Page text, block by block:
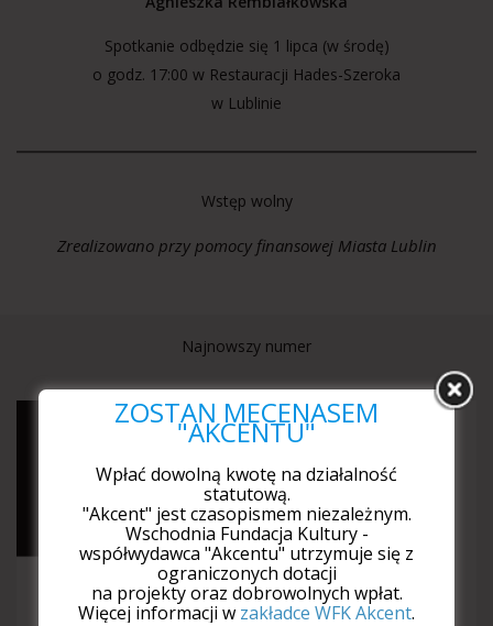
Spotkanie odbędzie się 1 lipca (w środę)
o godz. 17:00 w Restauracji Hades-Szeroka
w Lublinie
Wstęp wolny
Zrealizowano przy pomocy finansowej Miasta Lublin
Najnowszy numer
ZOSTAŃ MECENASEM
"AKCENTU"
Wpłać dowolną kwotę na działalność
statutową.
"Akcent" jest czasopismem niezależnym.
Wschodnia Fundacja Kultury -
współwydawca "Akcentu" utrzymuje się z
ograniczonych dotacji
na projekty oraz dobrowolnych wpłat.
Więcej informacji w zakładce WFK Akcent.